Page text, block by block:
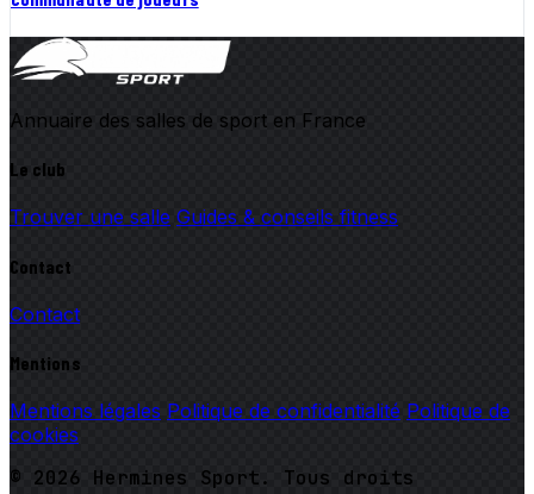
Annuaire des salles de sport en France
Le club
Trouver une salle Guides & conseils fitness
Contact
Contact
Mentions
Mentions légales Politique de confidentialité Politique de
cookies
© 2026 Hermines Sport. Tous droits